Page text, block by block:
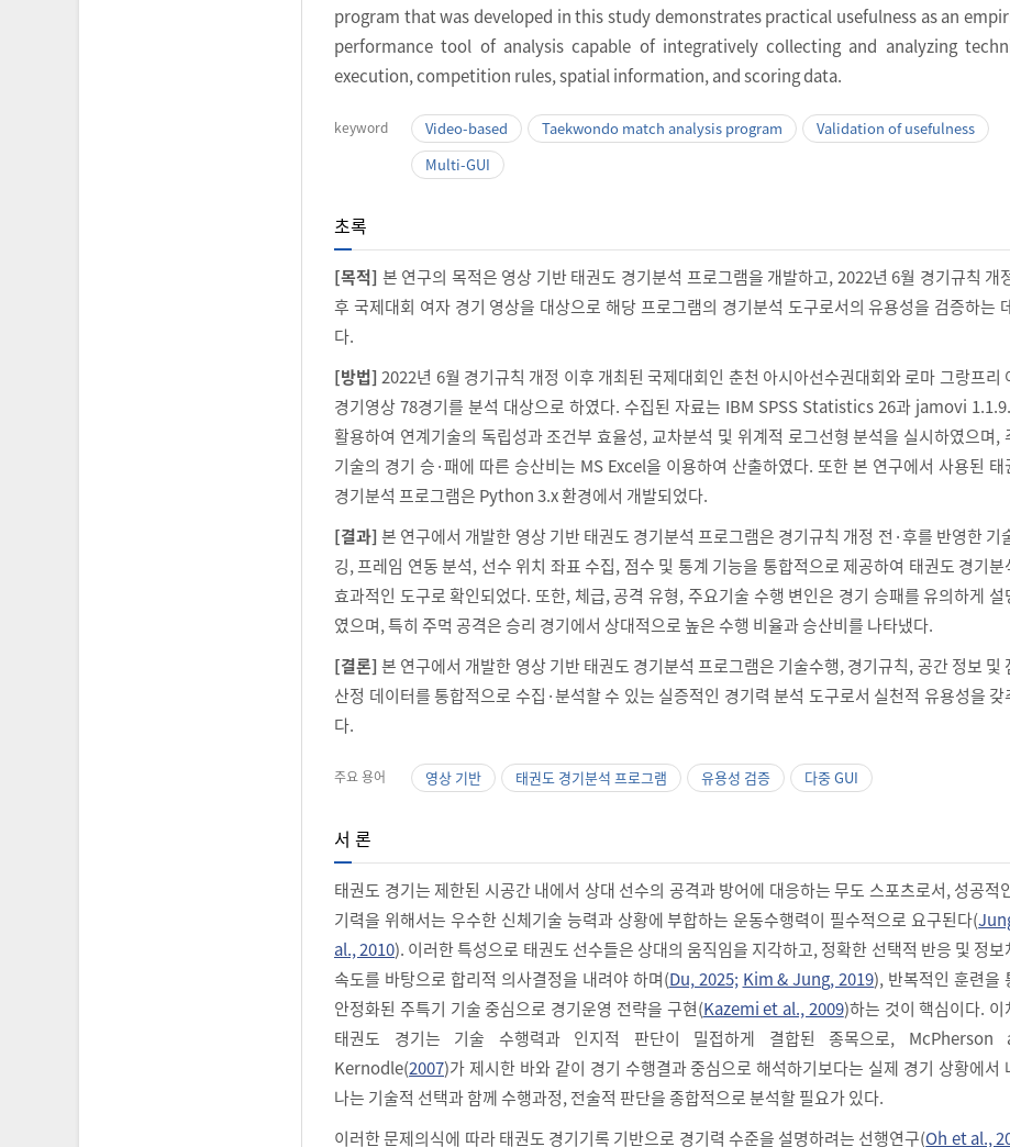
program that was developed in this study demonstrates practical usefulness as an
performance tool of analysis capable of integratively collecting and analyzing
execution, competition rules, spatial information, and scoring data.
keyword Video-based Taekwondo match analysis program
Validation of usefulness
Multi-GUI
초록
[목적] 본 연구의 목적은 영상 기반 태권도 경기분석 프로그램을 개발하고, 2022년 6월 경기규칙 개
후 국제대회 여자 경기 영상을 대상으로 해당 프로그램의 경기분석 도구로서의 유용성을 검증하는
다.
[방법]2022년 6월 경기규칙 개정 이후 개최된 국제대회인 춘천 아시아선수권대회와 로마 그랑프리
경기영상 78경기를 분석 대상으로 하였다. 수집된 자료는 IBM SPSS Statistics 26과 jamovi
활용하여 연계기술의 독립성과 조건부 효율성, 교차분석 및 위계적 로그선형 분석을 실시하였으며,
기술의 경기 승·패에 따른 승산비는 MS Excel을 이용하여 산출하였다. 또한 본 연구에서 사용된 태
경기분석 프로그램은 Python 3.x 환경에서 개발되었다.
[결과]본 연구에서 개발한 영상 기반 태권도 경기분석 프로그램은 경기규칙 개정 전·후를 반영한 기
깅, 프레임 연동 분석, 선수 위치 좌표 수집, 점수 및 통계 기능을 통합적으로 제공하여 태권도 경기분
효과적인 도구로 확인되었다. 또한, 체급, 공격 유형, 주요기술 수행 변인은 경기 승패를 유의하게 설
였으며, 특히 주먹 공격은 승리 경기에서 상대적으로 높은 수행 비율과 승산비를 나타냈다.
[결론]본 연구에서 개발한 영상 기반 태권도 경기분석 프로그램은 기술수행, 경기규칙, 공간 정보 및
산정 데이터를 통합적으로 수집·분석할 수 있는 실증적인 경기력 분석 도구로서 실천적 유용성을 갖
다.
주요 용어 영상 기반 태권도 경기분석 프로그램 유용성 검증 다중 GUI
서 론
태권도 경기는 제한된 시공간 내에서 상대 선수의 공격과 방어에 대응하는 무도 스포츠로서, 성공적
기력을 위해서는 우수한 신체기술 능력과 상황에 부합하는 운동수행력이 필수적으로 요구된다(
al., 2010). 이러한 특성으로 태권도 선수들은 상대의 움직임을 지각하고, 정확한 선택적 반응 및 정보
속도를 바탕으로 합리적 의사결정을 내려야 하며(Du, 2025; Kim & Jung, 2019), 반복적인 훈련을
안정화된 주특기 기술 중심으로 경기운영 전략을 구현(Kazemi et al., 2009)하는 것이 핵심이다. 이
태권도 경기는 기술 수행력과 인지적 판단이 밀접하게 결합된 종목으로, McPherson
Kernodle(2007)가 제시한 바와 같이 경기 수행결과 중심으로 해석하기보다는 실제 경기 상황에서
나는 기술적 선택과 함께 수행과정, 전술적 판단을 종합적으로 분석할 필요가 있다.
이러한 문제의식에 따라 태권도 경기기록 기반으로 경기력 수준을 설명하려는 선행연구(Oh et al.,